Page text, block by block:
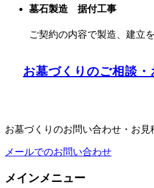
墓石製造 据付工事
ご契約の内容で製造、建立
お墓づくりのご相談
お墓づくりのお問い合わせ・お見
メールでのお問い合わせ
メインメニュー